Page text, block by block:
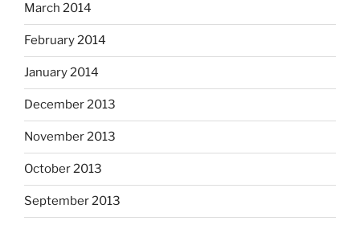
March 2014
February 2014
January 2014
December 2013
November 2013
October 2013
September 2013